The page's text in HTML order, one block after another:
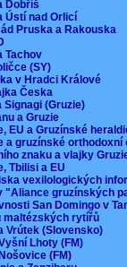
Dobříš
Ústí nad Orlicí
Pruska a Rakouska
Tachov
(SY)
v Hradci Králové
Česka
Signagi (Gruzie)
a Gruzie
EU a Gruzínské
a gruzínské
znaku a vlajky
Tbilisi a EU
vexilologických
"Aliance gruzínských
San Domingo v
maltézských rytířů
Vrútek (Slovensko)
Lhoty (FM)
(FM)